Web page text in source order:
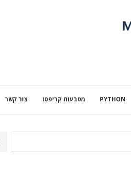
PYTHON מטבעות קריפטו צור קשר